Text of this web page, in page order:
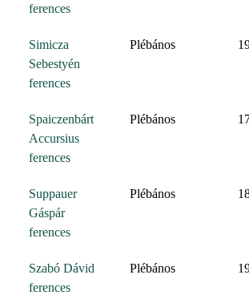
ferences
Simicza
Sebestyén
ferences
Plébános
Spaiczenbárt
Accursius
ferences
Plébános
Suppauer
Gáspár
ferences
Plébános
Szabó Dávid
ferences
Plébános